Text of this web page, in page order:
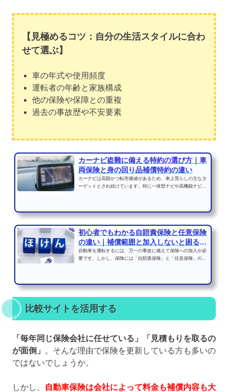
【見極めるコツ：自分の生活スタイルに合わ
せて選ぶ】
車の年式や使用頻度
運転者の年齢と家族構成
他の保険や保障との重複
過去の事故歴や不安要素
カーナビ盗難に備える特約の選び方｜車
両保険と身の回り品補償特約の違い
カーナビは高額かつ転売価値があるため、車上荒らしの主なタ
ーゲットとされ続けています。特に一体型ナビや高機能ナビ
初心者でもわかる自賠責保険と任意保険
の違い｜補償範囲と加入しないと困る理
由
自動車を運転するには、万一の事故に備えて保険への加入が必
要です。しかし、保険には「自賠責保険」と「任意保険」の2
比較サイトを活用する
「毎年同じ保険会社に任せている」「見積もりを取るの
が面倒」
。そんな理由で保険を更新している方も多いの
ではないでしょうか。
しかし、
自動車保険は会社によって料金も補償内容も大